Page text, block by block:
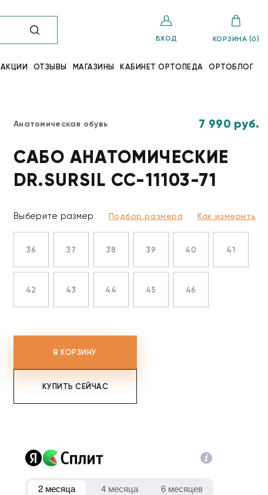
ВХОД КОРЗИНА (0)
АКЦИИ ОТЗЫВЫ МАГАЗИНЫ КАБИНЕТ ОРТОПЕДА ОРТОБЛОГ
Анатомическая обувь 7 990 руб.
САБО АНАТОМИЧЕСКИЕ
DR.SURSIL СС-11103-71
Выберите размер Подбор размера Как измерить
36 37 38 39 40 41
42 43 44 45 46
В КОРЗИНУ
КУПИТЬ СЕЙЧАС